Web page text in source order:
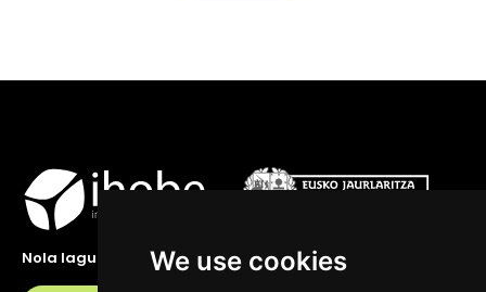
We use cookies
Nola lagundu zaitzakegu?